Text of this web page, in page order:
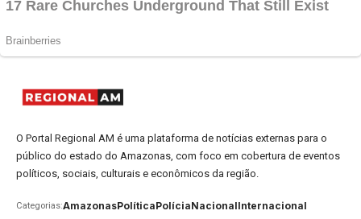
O Portal Regional AM é uma plataforma de notícias externas para o
público do estado do Amazonas, com foco em cobertura de eventos
políticos, sociais, culturais e econômicos da região.
Categorias:AmazonasPolíticaPolíciaNacionalInternacional